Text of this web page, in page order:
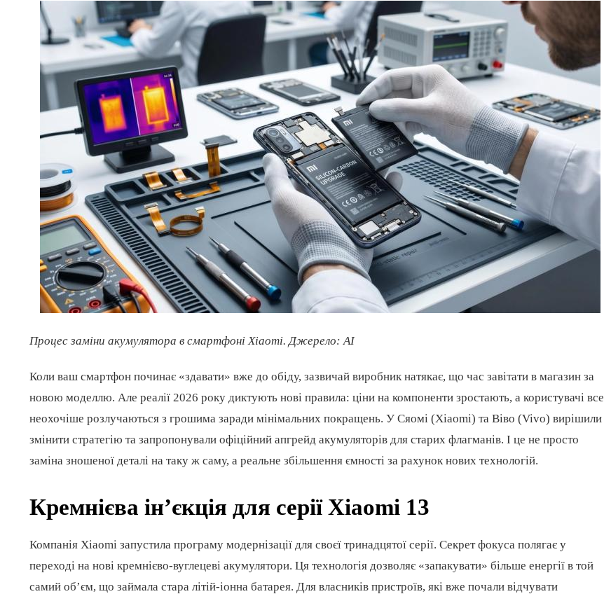
Процес заміни акумулятора в смартфоні Xiaomi. Джерело: AI
Коли ваш смартфон починає «здавати» вже до обіду, зазвичай виробник натякає, що час завітати в магазин за
новою моделлю. Але реалії 2026 року диктують нові правила: ціни на компоненти зростають, а користувачі все
неохочіше розлучаються з грошима заради мінімальних покращень. У Сяомі (Xiaomi) та Віво (Vivo) вирішили
змінити стратегію та запропонували офіційний апгрейд акумуляторів для старих флагманів. І це не просто
заміна зношеної деталі на таку ж саму, а реальне збільшення ємності за рахунок нових технологій.
Кремнієва ін’єкція для серії Xiaomi 13
Компанія Xiaomi запустила програму модернізації для своєї тринадцятої серії. Секрет фокуса полягає у
переході на нові кремнієво-вуглецеві акумулятори. Ця технологія дозволяє «запакувати» більше енергії в той
самий об’єм, що займала стара літій-іонна батарея. Для власників пристроїв, які вже почали відчувати